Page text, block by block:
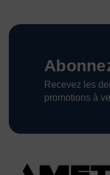
Recevez les
promotions à